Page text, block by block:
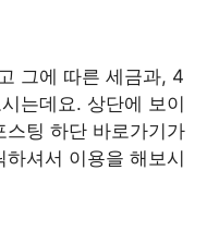
그에 따른 세금과, 4
는데요. 상단에 보이
스팅 하단 바로가기가
셔서 이용을 해보시